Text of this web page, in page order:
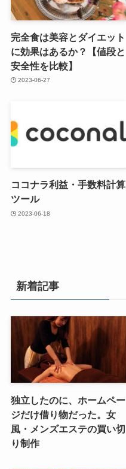
完全食は美容とダイエット
に効果はあるか？【値段と
安全性を比較】
2023-06-27
ココナラ利益・手数料計算
ツール
2023-06-18
新着記事
独立したのに、ホームペー
ジだけ借り物だった。女
風・メンズエステの買い切
り制作